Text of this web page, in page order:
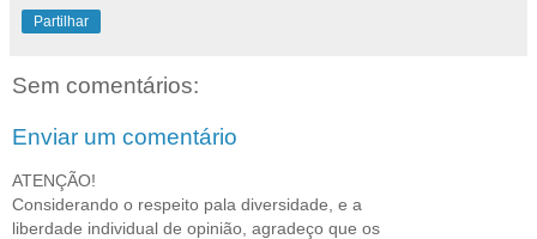
Partilhar
Sem comentários:
Enviar um comentário
ATENÇÃO!
Considerando o respeito pala diversidade, e a
liberdade individual de opinião, agradeço que os